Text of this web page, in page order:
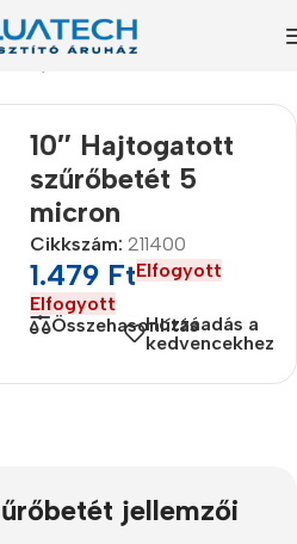
10″ Hajtogatott
szűrőbetét 5
micron
Cikkszám: 211400
1.479 FtElfogyott
Elfogyott
ÖsszehasonlításHozzáadás a
kedvencekhez
jellemzői